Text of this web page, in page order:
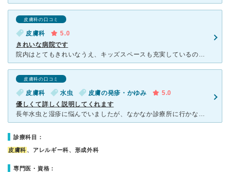
皮膚科の口コミ
皮膚科
5.0
きれいな病院です
院内はとてもきれいなうえ、キッズスペースも充実しているので子供も退屈しないで待つことができます。大人用の雑誌も充実しています。 子供のアトピーやうつるいぼができたときなどで通いました。 うつるいぼ
皮膚科の口コミ
皮膚科 水虫 皮膚の発疹・かゆみ
5.0
優しくて詳しく説明してくれます
長年水虫と湿疹に悩んでいましたが、なかなか診療所に行かないでいました。 足の親指も肥厚していたので、爪水虫とやらではないだろうかと思っていました。 しかし、爪水虫は飲み薬でないと治らないと思っ
診療科目：
皮膚科 、アレルギー科、形成外科
専門医・資格：